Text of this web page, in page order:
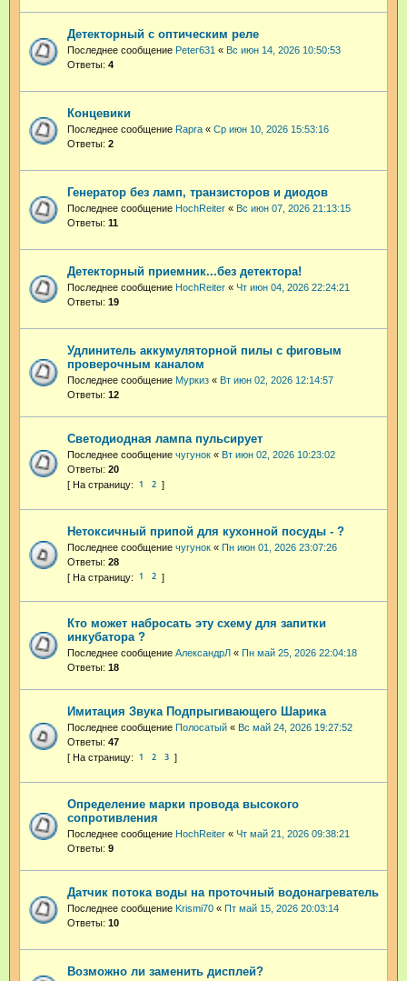
Детекторный с оптическим реле
Последнее сообщение Peter631 « Вс июн 14, 2026 10:50:53
Ответы: 4
Концевики
Последнее сообщение Rapra « Ср июн 10, 2026 15:53:16
Ответы: 2
Генератор без ламп, транзисторов и диодов
Последнее сообщение HochReiter « Вс июн 07, 2026 21:13:15
Ответы: 11
Детекторный приемник...без детектора!
Последнее сообщение HochReiter « Чт июн 04, 2026 22:24:21
Ответы: 19
Удлинитель аккумуляторной пилы с фиговым
проверочным каналом
Последнее сообщение Муркиз « Вт июн 02, 2026 12:14:57
Ответы: 12
Светодиодная лампа пульсирует
Последнее сообщение чугунок « Вт июн 02, 2026 10:23:02
Ответы: 20
1 2
Нетоксичный припой для кухонной посуды - ?
Последнее сообщение чугунок « Пн июн 01, 2026 23:07:26
Ответы: 28
1 2
Кто может набросать эту схему для запитки
инкубатора ?
Последнее сообщение АлександрЛ « Пн май 25, 2026 22:04:18
Ответы: 18
Имитация Звука Подпрыгивающего Шарика
Последнее сообщение Полосатый « Вс май 24, 2026 19:27:52
Ответы: 47
1 2 3
Определение марки провода высокого
сопротивления
Последнее сообщение HochReiter « Чт май 21, 2026 09:38:21
Ответы: 9
Датчик потока воды на проточный водонагреватель
Последнее сообщение Krismi70 « Пт май 15, 2026 20:03:14
Ответы: 10
Возможно ли заменить дисплей?